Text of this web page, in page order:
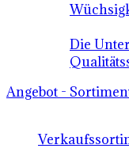
Die
Angebot -